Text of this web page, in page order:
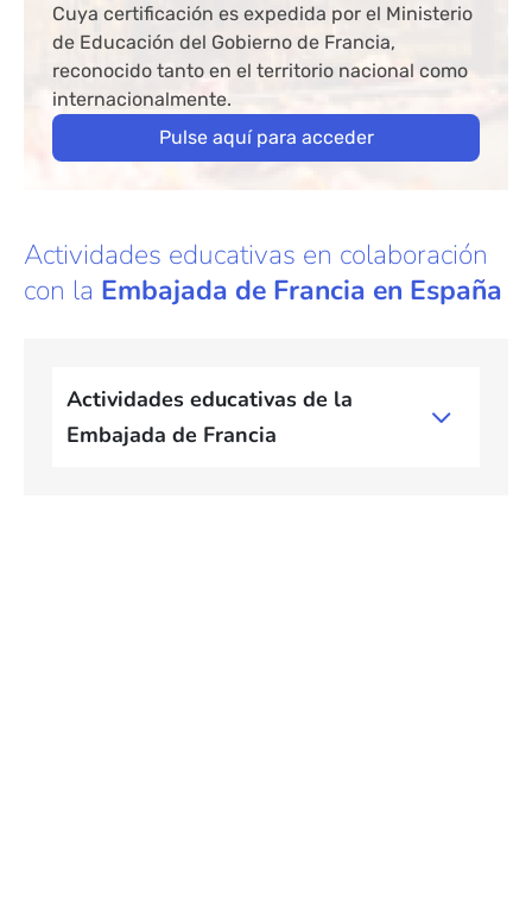
Cuya certificación es expedida por el Ministerio
de Educación del Gobierno de Francia,
reconocido tanto en el territorio nacional como
internacionalmente.
Pulse aquí para acceder
Actividades educativas en colaboración
con la Embajada de Francia en España
Actividades educativas de la
Embajada de Francia